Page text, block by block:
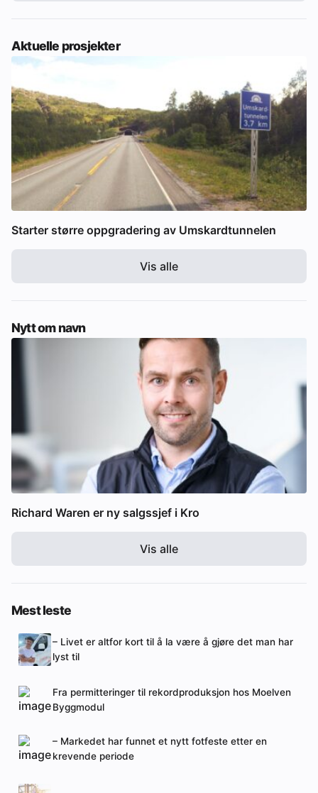
Aktuelle prosjekter
Starter større oppgradering av Umskardtunnelen
Vis alle
Nytt om navn
Richard Waren er ny salgssjef i Kro
Vis alle
Mest leste
– Livet er altfor kort til å la være å gjøre det man har
lyst til
Fra permitteringer til rekordproduksjon hos Moelven
Byggmodul
– Markedet har funnet et nytt fotfeste etter en
krevende periode